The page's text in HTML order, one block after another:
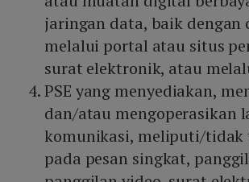
jaringan data, baik dengan
melalui portal atau situs
surat elektronik, atau
PSE yang menyediakan,
dan/atau mengoperasikan
komunikasi, meliputi/tidak
pada pesan singkat,